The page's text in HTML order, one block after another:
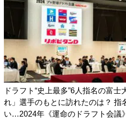
ドラフト“史上最多”6人指名の富士
れ」選手のもとに訪れたのは？ 指
い…2024年《運命のドラフト会議